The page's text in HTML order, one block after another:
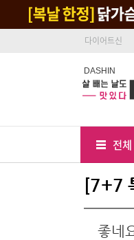
다이어트신
DASHIN
전
[7+7
좋네